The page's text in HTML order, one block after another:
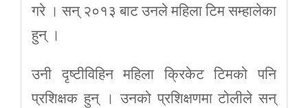
गरे । सन् २०१३ बाट उनले महिला टिम सम्हालेका
हुन् ।
उनी दृष्टीविहिन महिला क्रिकेट टिमको पनि
प्रशिक्षक हुन् । उनको प्रशिक्षणमा टोलीले सन्